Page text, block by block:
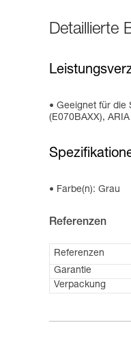
Detaillierte
Geeignet für die
(E070BAXX),
Farbe(n): Grau
Referenzen
Referenzen
Garantie
Verpackung